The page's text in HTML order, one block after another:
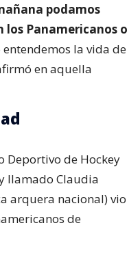
podamos
Panamericanos o
entendemos la vida de
en aquella
Deportivo de Hockey
llamado Claudia
arquera nacional) vio
de